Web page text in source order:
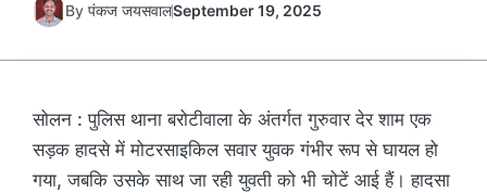
By पंकज जयसवालSeptember 19, 2025
सोलन : पुलिस थाना बरोटीवाला के अंतर्गत गुरुवार देर शाम एक
सड़क हादसे में मोटरसाइकिल सवार युवक गंभीर रूप से घायल हो
गया, जबकि उसके साथ जा रही युवती को भी चोटें आई हैं। हादसा